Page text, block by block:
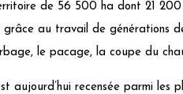
de 56 500 ha dont 21
grâce au travail de générations
le pacage, la coupe du
aujourd’hui recensée parmi les